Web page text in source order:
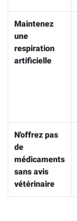
Maintenez
une
respiration
artificielle
N'offrez pas
de
médicaments
sans avis
vétérinaire